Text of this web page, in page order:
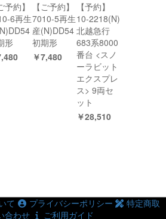
予約】
6再生
形
【ご予約】
7010-5再生
産(N)DD54
初期形
￥7,480
【予約】
10-2218(N)
北越急行
683系8000
番台 <スノ
ーラビット
エクスプレ
ス> 9両セ
ット
￥28,510
て プライバシーポリシー
特定商取
合わせ ご利用ガイド